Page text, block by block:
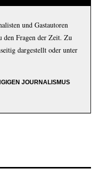
und Gastautoren
Fragen der Zeit. Zu
dargestellt oder unter
JOURNALISMUS